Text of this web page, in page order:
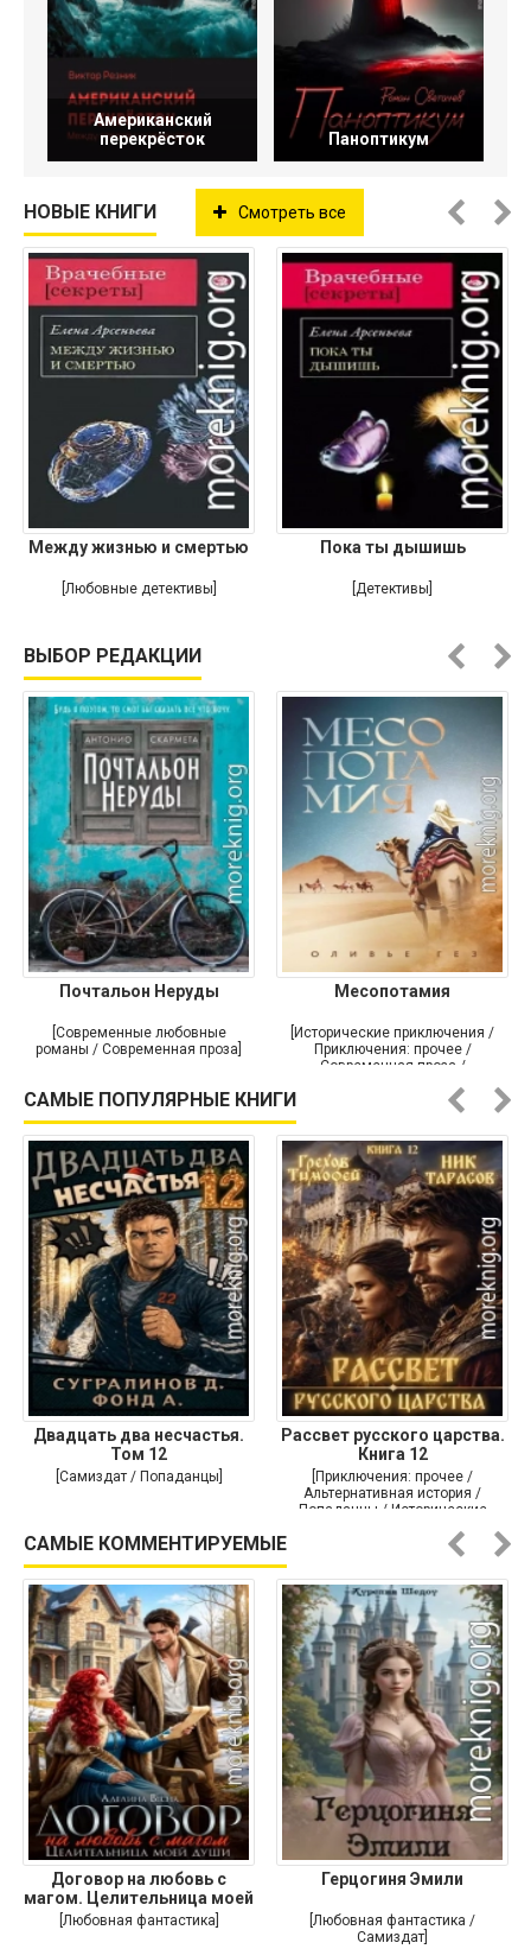
Американский
перекрёсток
Паноптикум
НОВЫЕ КНИГИ Смотреть все
Между жизнью и смертью
[Любовные детективы]
Пока ты дышишь
[Детективы]
ВЫБОР РЕДАКЦИИ
Почтальон Неруды
[Современные любовные
романы / Современная проза]
Месопотамия
[Исторические приключения /
Приключения: прочее /
Современная проза /
САМЫЕ ПОПУЛЯРНЫЕ КНИГИ
Двадцать два несчастья.
Том 12
[Самиздат / Попаданцы]
Рассвет русского царства.
Книга 12
[Приключения: прочее /
Альтернативная история /
Попаданцы / Исторические
САМЫЕ КОММЕНТИРУЕМЫЕ
Договор на любовь с
магом. Целительница моей
души
[Любовная фантастика]
Герцогиня Эмили
[Любовная фантастика /
Самиздат]